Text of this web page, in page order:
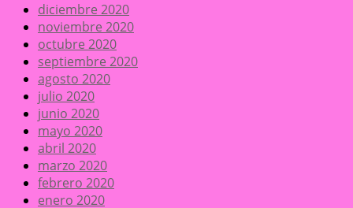
diciembre 2020
noviembre 2020
octubre 2020
septiembre 2020
agosto 2020
julio 2020
junio 2020
mayo 2020
abril 2020
marzo 2020
febrero 2020
enero 2020